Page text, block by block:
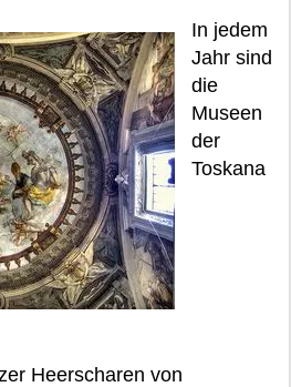
In jedem
Jahr sind
die
Museen
der
Toskana
Heerscharen von